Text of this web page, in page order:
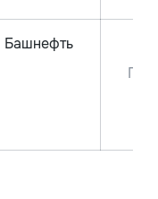
Башнефть